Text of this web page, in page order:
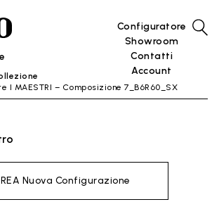
Configuratore
Showroom
Contatti
Account
I MAESTRI – Composizione 7_B6R60_SX
Nuova Configurazione